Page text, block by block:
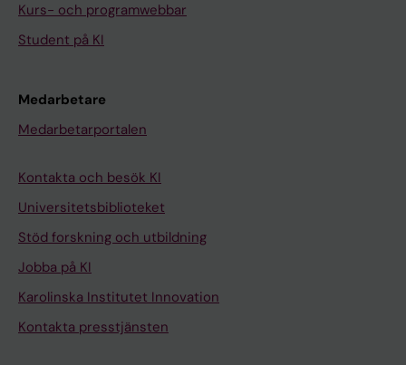
Kurs- och programwebbar
Student på KI
Medarbetare
Medarbetarportalen
Kontakta och besök KI
Universitetsbiblioteket
Stöd forskning och utbildning
Jobba på KI
Karolinska Institutet Innovation
Kontakta presstjänsten